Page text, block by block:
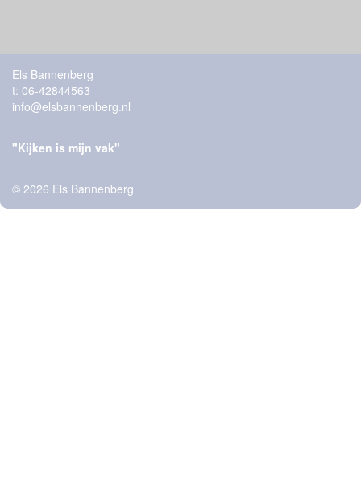
Els Bannenberg
t: 06-42844563
info@elsbannenberg.nl
"Kijken is mijn vak"
© 2026 Els Bannenberg